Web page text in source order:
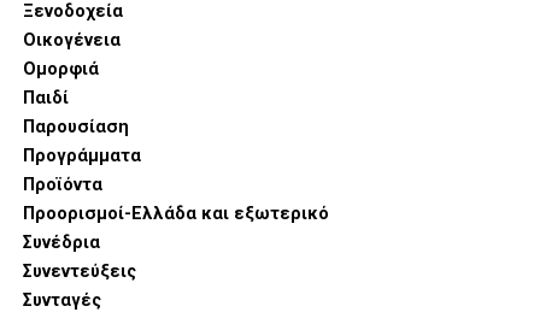
Ξενοδοχεία
Οικογένεια
Ομορφιά
Παιδί
Παρουσίαση
Προγράμματα
Προϊόντα
Προορισμοί-Ελλάδα και εξωτερικό
Συνέδρια
Συνεντεύξεις
Συνταγές